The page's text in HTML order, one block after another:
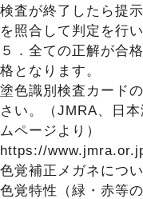
検査が終了したら提
を照合して判定を行い
５．全ての正解が合
格となります。
塗色識別検査カード
さい。（JMRA、日
ムページより）
https://
色覚補正メガネにつ
色覚特性（緑・赤等